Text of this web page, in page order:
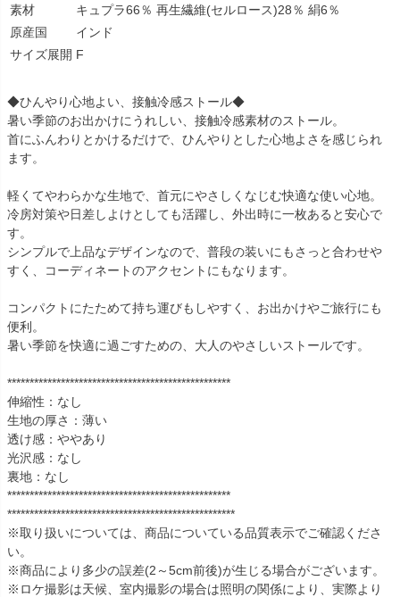
素材
キュプラ66％ 再生繊維(セルロース)28％ 絹6％
原産国
インド
サイズ展開 F
◆ひんやり心地よい、接触冷感ストール◆
暑い季節のお出かけにうれしい、接触冷感素材のストール。
首にふんわりとかけるだけで、ひんやりとした心地よさを感じられ
ます。
軽くてやわらかな生地で、首元にやさしくなじむ快適な使い心地。
冷房対策や日差しよけとしても活躍し、外出時に一枚あると安心で
す。
シンプルで上品なデザインなので、普段の装いにもさっと合わせや
すく、コーディネートのアクセントにもなります。
コンパクトにたためて持ち運びもしやすく、お出かけやご旅行にも
便利。
暑い季節を快適に過ごすための、大人のやさしいストールです。
**************************************************
伸縮性：なし
生地の厚さ：薄い
透け感：ややあり
光沢感：なし
裏地：なし
**************************************************
***************************************************
※取り扱いについては、商品についている品質表示でご確認くださ
い。
※商品により多少の誤差(2～5cm前後)が生じる場合がございます。
※ロケ撮影は天候、室内撮影の場合は照明の関係により、実際より